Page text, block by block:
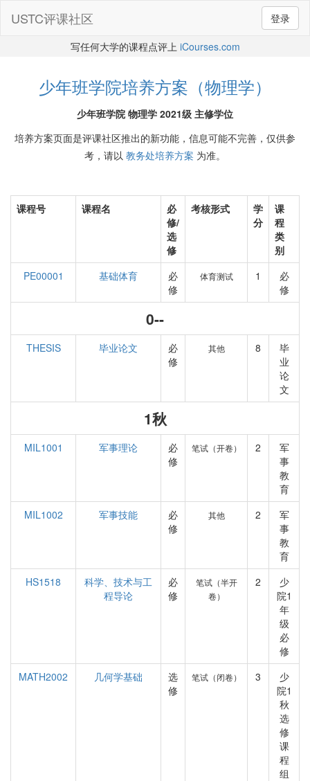
登录
USTC评课社区
写任何大学的课程点评上 iCourses.com
少年班学院培养方案（物理学）
少年班学院 物理学 2021级 主修学位
培养方案页面是评课社区推出的新功能，信息可能不完善，仅供参
考，请以 教务处培养方案 为准。
课程号 课程名
必
修/
选
修
考核形式
学
分
课
程
类
别
PE00001
基础体育
必
修
体育测试 1
必
修
0--
THESIS 毕业论文
必
修
其他 8
毕
业
论
文
1秋
MIL1001 军事理论
必
修
笔试（开卷） 2
军
事
教
育
MIL1002
军事技能
必
修
其他 2
军
事
教
育
HS1518
科学、技术与工
程导论
必
修
笔试（半开
卷）
2
少
院1
年
级
必
修
MATH2002
几何学基础
选
修
笔试（闭卷） 3
少
院1
秋
选
修
课
程
组